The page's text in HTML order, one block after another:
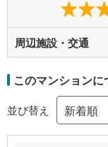
周辺施設・交通
このマンションに
並び替え